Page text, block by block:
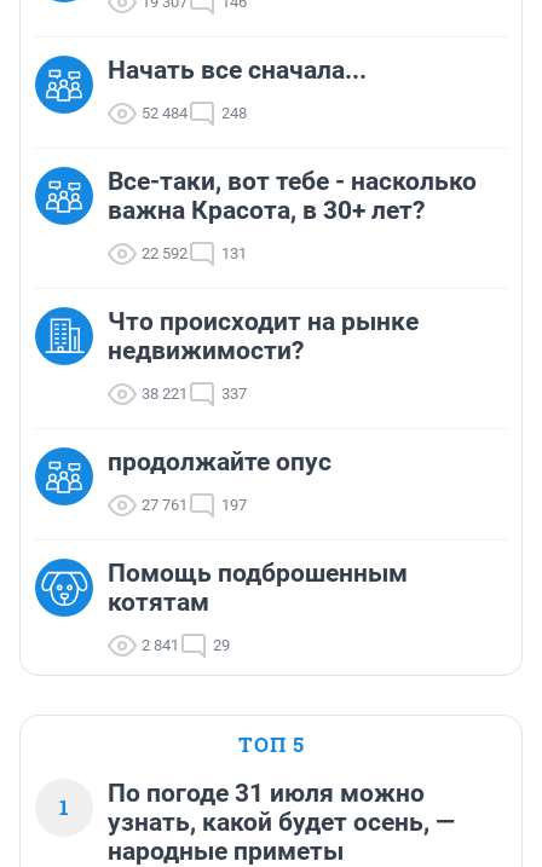
Начать все сначала...
52 484 248
Все-таки, вот тебе - насколько
важна Красота, в 30+ лет?
22 592 131
Что происходит на рынке
недвижимости?
38 221 337
продолжайте опус
27 761 197
Помощь подброшенным
котятам
2 841 29
ТОП 5
1
По погоде 31 июля можно
узнать, какой будет осень, —
народные приметы